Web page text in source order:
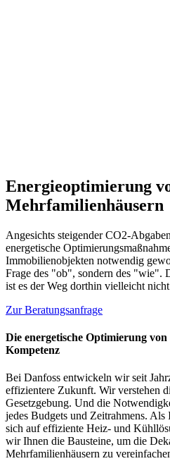
Energieoptimierung
Mehrfamilienhäusern
Angesichts steigender CO2-
energetische
Immobilienobjekten notwendig
Frage des "ob", sondern des "wie".
ist es der Weg dorthin vielleicht
Zur Beratungsanfrage
Die energetische Optimierung von
Kompetenz
Bei Danfoss entwickeln wir seit
effizientere Zukunft. Wir verstehen
Gesetzgebung. Und die
jedes Budgets und Zeitrahmens. Als
sich auf effiziente Heiz- und
wir Ihnen die Bausteine, um die
Mehrfamilienhäusern zu